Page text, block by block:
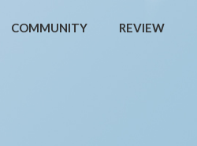
COMMUNITY REVIEW